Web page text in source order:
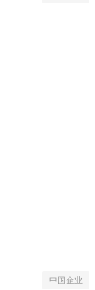
中国企业